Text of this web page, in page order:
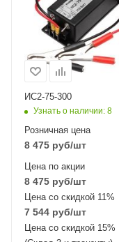
ИС2-75-300
Узнать о наличии: 8
Розничная цена
8 475 руб/шт
Цена по акции
8 475 руб/шт
Цена со скидкой 11%
7 544 руб/шт
Цена со скидкой 15%